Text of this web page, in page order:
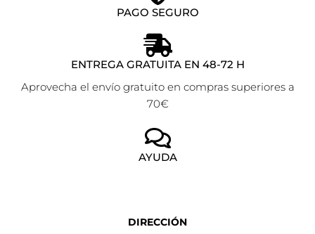
PAGO SEGURO
ENTREGA GRATUITA EN 48-72 H
Aprovecha el envío gratuito en compras superiores a
70€
AYUDA
DIRECCIÓN